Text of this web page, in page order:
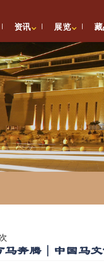
资讯 展览
马奔腾｜中国马